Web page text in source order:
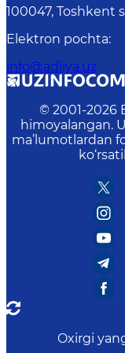
100047, Toshkent
Elektron pochta:
info@adliya.uz
© 2001-2026
himoyalangan.
ma’lumotlardan
Oxirgi